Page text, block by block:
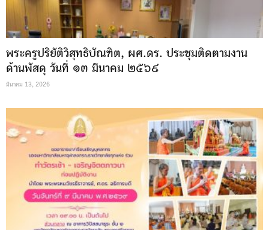
พระครูปริยัติวิสุทธิบัณฑิต, ผศ.ดร. ประชุมติดตามงาน
ด้านพัสดุ วันที่ ๑๓ มีนาคม ๒๕๖๙
มีนาคม 13, 2026